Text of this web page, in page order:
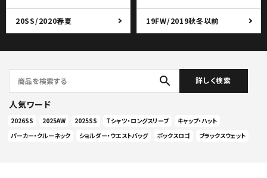
20SS/2020春夏 19FW/2019秋冬以前
search 詳しく検索
人気ワード
2026SS 2025AW 2025SS Tシャツ・ロングスリーブ
キャップ・ハット
パーカー・クルーネック
ショルダー・ウエストバッグ ボックスロゴ ブラックスウェット